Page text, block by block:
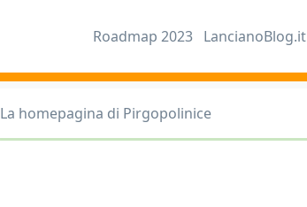
Roadmap 2023 LancianoBlog.it
La homepagina di Pirgopolinice